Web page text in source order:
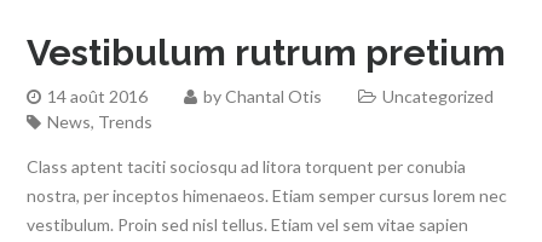
Vestibulum rutrum pretium
14 août 2016 byChantal Otis
Uncategorized
News, Trends
Class aptent taciti sociosqu ad litora torquent per conubia
nostra, per inceptos himenaeos. Etiam semper cursus lorem nec
vestibulum. Proin sed nisl tellus. Etiam vel sem vitae sapien